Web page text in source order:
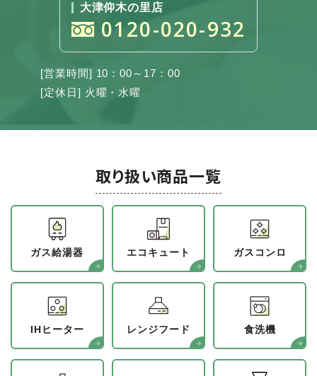
大津仰木の里店
0120-020-932
[営業時間] 10：00～17：00
[定休日] 火曜・水曜
取り扱い商品一覧
ガス給湯器 エコキュート ガスコンロ
IHヒーター レンジフード 食洗機